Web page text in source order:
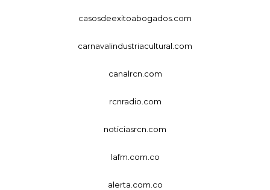
casosdeexitoabogados.com
carnavalindustriacultural.com
canalrcn.com
rcnradio.com
noticiasrcn.com
lafm.com.co
alerta.com.co